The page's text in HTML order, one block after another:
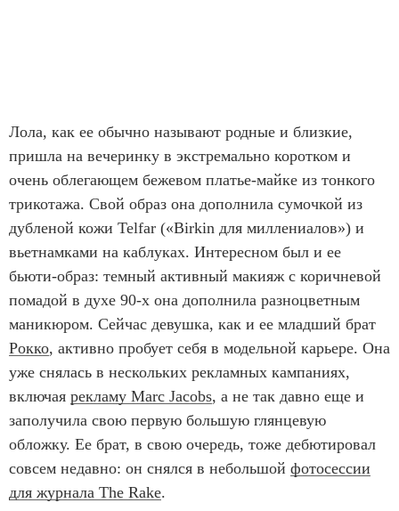
Лола, как ее обычно называют родные и близкие,
пришла на вечеринку в экстремально коротком и
очень облегающем бежевом платье-майке из тонкого
трикотажа. Свой образ она дополнила сумочкой из
дубленой кожи Telfar («Birkin для миллениалов») и
вьетнамками на каблуках. Интересном был и ее
бьюти-образ: темный активный макияж с коричневой
помадой в духе 90-х она дополнила разноцветным
маникюром. Сейчас девушка, как и ее младший брат
Рокко, активно пробует себя в модельной карьере. Она
уже снялась в нескольких рекламных кампаниях,
включая рекламу Marc Jacobs, а не так давно еще и
заполучила свою первую большую глянцевую
обложку. Ее брат, в свою очередь, тоже дебютировал
совсем недавно: он снялся в небольшой фотосессии
для журнала The Rake.